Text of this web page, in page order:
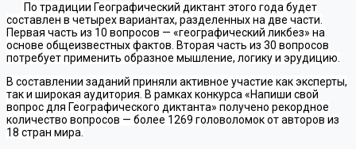
По традиции Географический диктант этого года будет
составлен в четырех вариантах, разделенных на две части.
Первая часть из 10 вопросов — «географический ликбез» на
основе общеизвестных фактов. Вторая часть из 30 вопросов
потребует применить образное мышление, логику и эрудицию.
В составлении заданий приняли активное участие как эксперты,
так и широкая аудитория. В рамках конкурса «Напиши свой
вопрос для Географического диктанта» получено рекордное
количество вопросов — более 1269 головоломок от авторов из
18 стран мира.